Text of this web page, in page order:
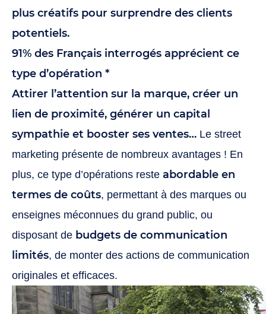
plus créatifs pour surprendre des clients
potentiels.
91% des Français interrogés apprécient ce
type d’opération *
Attirer l’attention sur la marque, créer un
lien de proximité, générer un capital
sympathie et booster ses ventes… Le street
marketing présente de nombreux avantages ! En
plus, ce type d’opérations reste abordable en
termes de coûts, permettant à des marques ou
enseignes méconnues du grand public, ou
disposant de budgets de communication
limités, de monter des actions de communication
originales et efficaces.